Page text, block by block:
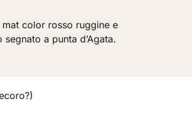
color rosso ruggine e
a punta d’Agata.